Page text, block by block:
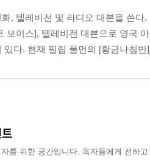
, 텔레비전 및 라디오 대본을 쓴
보이스], 텔레비전 대본으로 영국
있다. 현재 필립 풀먼의 [황금나침
를 위한 공간입니다. 독자들에게 전하